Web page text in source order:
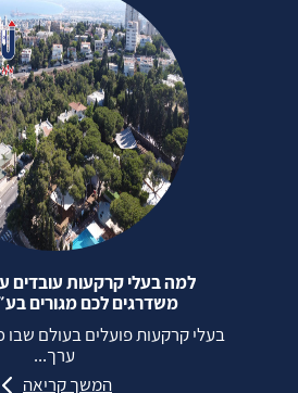
למה בעלי קרקעות עובדים
משדרגים לכם מגורים בע״מ
בעלי קרקעות פועלים בעולם
ערך...
המשך קריאה